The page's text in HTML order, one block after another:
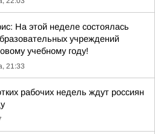
На этой неделе состоялась
учреждений
учебному году!
21:33
рабочих недель ждут россиян